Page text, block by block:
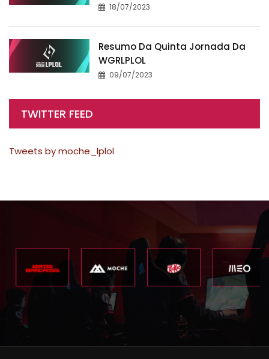
18/07/2023
Resumo Da Quinta Jornada Da
WGRLPLOL
09/07/2023
TWITTER FEED
Tweets by moche_lplol